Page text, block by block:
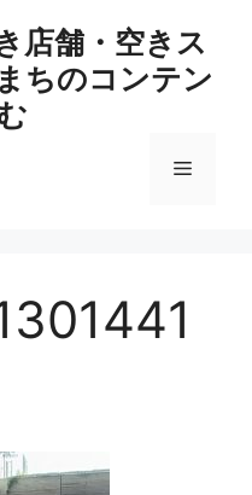
店舗・空きス
ちのコンテン
メ